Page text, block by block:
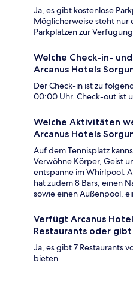
Ja, es gibt kostenlose
Möglicherweise steht nur
Parkplätzen zur
Welche Check-in-
Arcanus Hotels
Der Check-in ist zu
00:00 Uhr. Check-out ist
Welche Aktivitäten
Arcanus Hotels
Auf dem Tennisplatz
Verwöhne Körper, Geist
entspanne im Whirlpool.
hat zudem 8 Bars, einen
sowie einen Außenpool,
Verfügt Arcanus
Restaurants oder
Ja, es gibt 7 Restaurants
bieten.